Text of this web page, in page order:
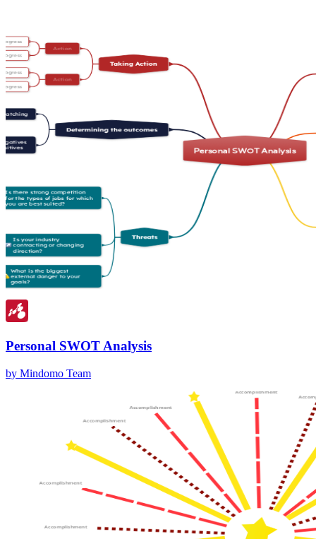
Personal SWOT Analysis
by Mindomo Team